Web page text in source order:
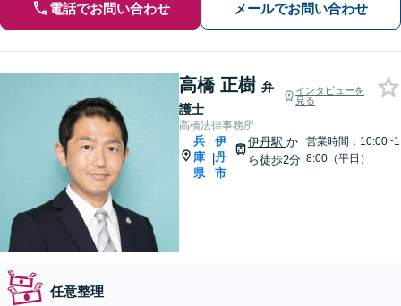
電話でお問い合わせ メールでお問い合わせ
高橋 正樹 弁
護士
インタビューを
見る
高橋法律事務所
兵
庫
県
|
伊
丹
市
伊丹駅 か
ら徒歩2分
営業時間：10:00~1
8:00（平日）
任意整理